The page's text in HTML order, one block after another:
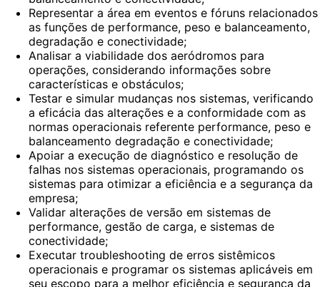
Representar a área em eventos e fóruns relacionados
as funções de performance, peso e balanceamento,
degradação e conectividade;
Analisar a viabilidade dos aeródromos para
operações, considerando informações sobre
características e obstáculos;
Testar e simular mudanças nos sistemas, verificando
a eficácia das alterações e a conformidade com as
normas operacionais referente performance, peso e
balanceamento degradação e conectividade;
Apoiar a execução de diagnóstico e resolução de
falhas nos sistemas operacionais, programando os
sistemas para otimizar a eficiência e a segurança da
empresa;
Validar alterações de versão em sistemas de
performance, gestão de carga, e sistemas de
conectividade;
Executar troubleshooting de erros sistêmicos
operacionais e programar os sistemas aplicáveis em
seu escopo para a melhor eficiência e segurança da